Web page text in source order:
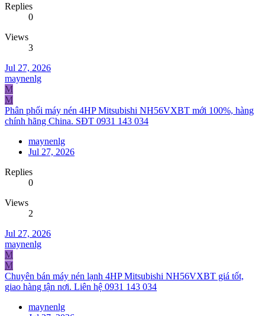
Replies
0
Views
3
Jul 27, 2026
maynenlg
M
M
Phân phối máy nén 4HP Mitsubishi NH56VXBT mới 100%, hàng
chính hãng China. SĐT 0931 143 034
maynenlg
Jul 27, 2026
Replies
0
Views
2
Jul 27, 2026
maynenlg
M
M
Chuyên bán máy nén lạnh 4HP Mitsubishi NH56VXBT giá tốt,
giao hàng tận nơi. Liên hệ 0931 143 034
maynenlg